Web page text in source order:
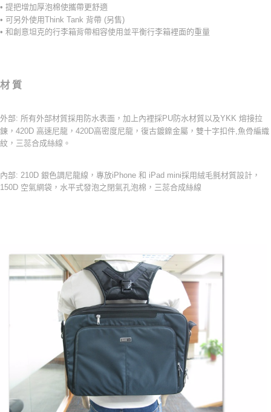
• 提把增加厚泡棉使攜帶更舒適
• 可另外使用Think Tank 背帶 (另售)
• 和創意坦克的行李箱背帶相容使用並平衡行李箱裡面的重量
材 質
外部: 所有外部材質採用防水表面，加上內裡採PU防水材質以及YKK 熔接拉
鍊，420D 高速尼龍，420D高密度尼龍，復古鍍鎳金屬，雙十字扣件,魚骨編織
紋，三蕊合成絲線。
內部: 210D 銀色調尼龍線，專放iPhone 和 iPad mini採用絨毛氈材質設計，
150D 空氣網袋，水平式發泡之閉氣孔泡棉，三蕊合成絲線